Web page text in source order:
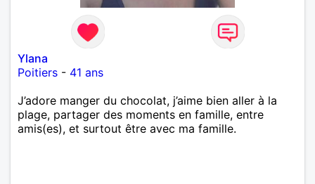
Ylana
Poitiers - 41 ans
J’adore manger du chocolat, j’aime bien aller à la
plage, partager des moments en famille, entre
amis(es), et surtout être avec ma famille.